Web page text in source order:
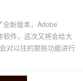
新版本，Adobe
件，这次又将会给大
对以往的那些功能进行